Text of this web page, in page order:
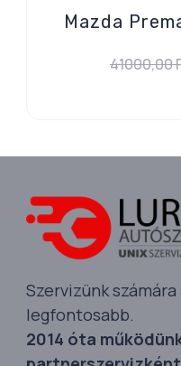
Mazda
41000,00
Szervizünk
legfontosabb.
2014 óta